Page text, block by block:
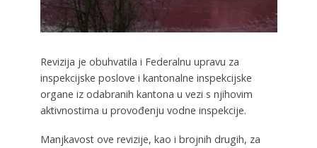
Revizija je obuhvatila i Federalnu upravu za
inspekcijske poslove i kantonalne inspekcijske
organe iz odabranih kantona u vezi s njihovim
aktivnostima u provođenju vodne inspekcije.
Manjkavost ove revizije, kao i brojnih drugih, za